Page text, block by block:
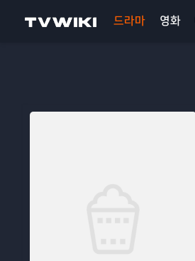
드라마 영화